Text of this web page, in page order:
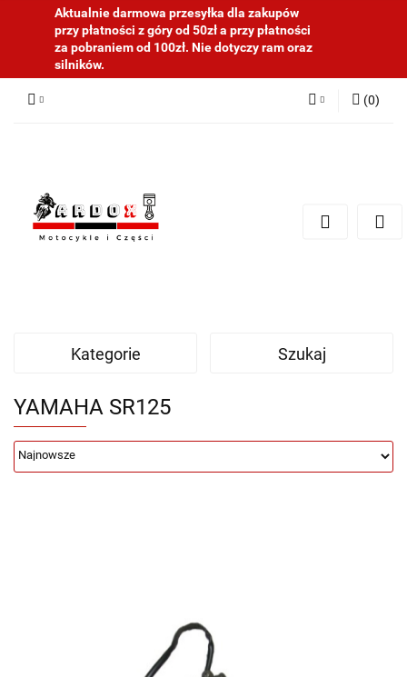
Aktualnie darmowa przesyłka dla zakupów
przy płatności z góry od 50zł a przy płatności
za pobraniem od 100zł. Nie dotyczy ram oraz
silników.
(0)
Kategorie Szukaj
YAMAHA SR125